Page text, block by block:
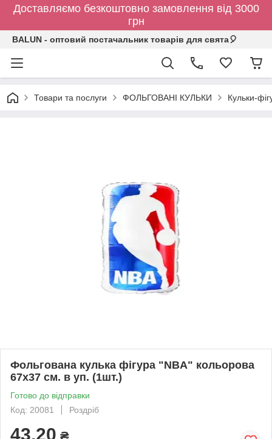
Доставляємо безкоштовно замовлення від 3000
грн
BALUN - оптовий постачальник товарів для свята🎈
Товари та послуги ФОЛЬГОВАНІ КУЛЬКИ Кульки-
Фольгована кулька фігура "NBA" кольорова
67х37 см. в уп. (1шт.)
Готово до відправки
Код: 20081
Роздріб
43,20